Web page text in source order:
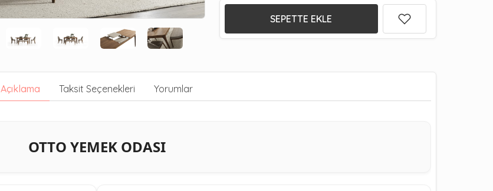
SEPETTE EKLE
Açıklama Taksit Seçenekleri Yorumlar
OTTO YEMEK ODASI